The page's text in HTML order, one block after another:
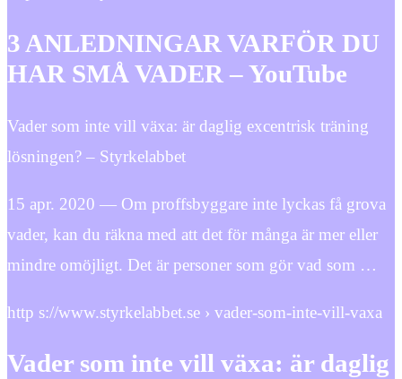
3 ANLEDNINGAR VARFÖR DU
HAR SMÅ VADER – YouTube
Vader som inte vill växa: är daglig excentrisk träning
lösningen? – Styrkelabbet
15 apr. 2020 — Om proffsbyggare inte lyckas få grova
vader, kan du räkna med att det för många är mer eller
mindre omöjligt. Det är personer som gör vad som …
http s://www.styrkelabbet.se › vader-som-inte-vill-vaxa
Vader som inte vill växa: är daglig